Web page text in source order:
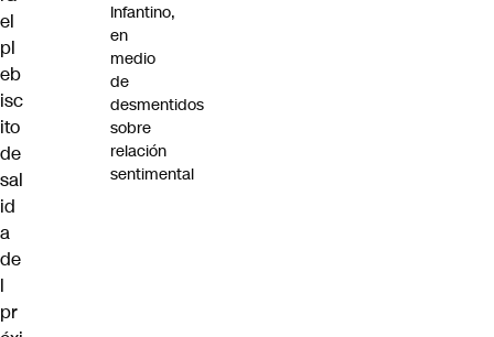
el
pl
eb
isc
ito
de
sal
id
a
de
l
pr
Infantino,
en
medio
de
desmentidos
sobre
relación
sentimental